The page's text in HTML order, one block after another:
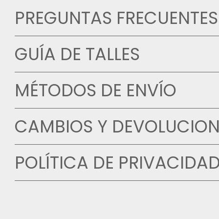
PREGUNTAS FRECUENTES
GUÍA DE TALLES
MÉTODOS DE ENVÍO
CAMBIOS Y
POLÍTICA DE